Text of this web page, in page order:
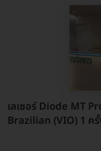
เลเซอร์ Diode MT
Brazilian (VIO) 1 ค